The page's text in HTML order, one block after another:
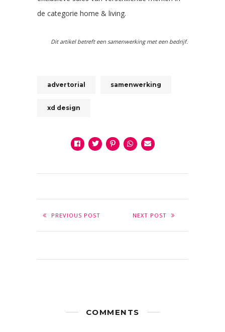
de categorie home & living.
Dit artikel betreft een samenwerking met een bedrijf.
advertorial samenwerking
xd design
PREVIOUS POST NEXT POST
COMMENTS